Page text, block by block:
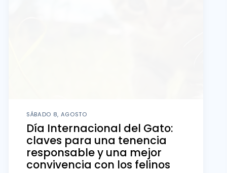
SÁBADO 8, AGOSTO
Día Internacional del Gato:
claves para una tenencia
responsable y una mejor
convivencia con los felinos